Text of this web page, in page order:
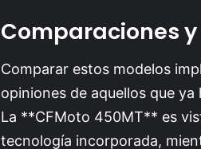
Comparaciones
Comparar estos modelos
opiniones de aquellos que
La **CFMoto 450MT** es
tecnología incorporada,